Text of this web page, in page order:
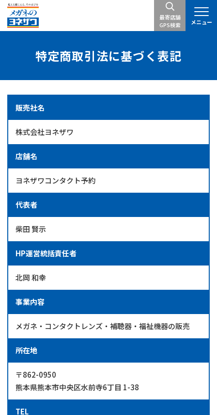
最寄店舗
GPS検索
特定商取引法に基づく表記
販売社名
株式会社ヨネザワ
店舗名
ヨネザワコンタクト予約
代表者
柴田 賢示
HP運営統括責任者
北岡 和幸
事業内容
メガネ・コンタクトレンズ・補聴器・福祉機器の販売
所在地
〒862-0950
熊本県熊本市中央区水前寺6丁目 1-38
TEL
メニュー